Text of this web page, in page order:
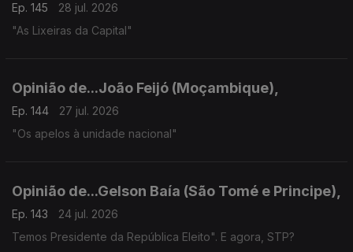
Ep. 145
28 jul. 2026
"As Lixeiras da Capital"
Opinião de...João Feijó (Moçambique),
Ep. 144
27 jul. 2026
"Os apelos à unidade nacional"
Opinião de...Gelson Baía (São Tomé e Principe),
Ep. 143
24 jul. 2026
Temos Presidente da República Eleito". E agora, STP?